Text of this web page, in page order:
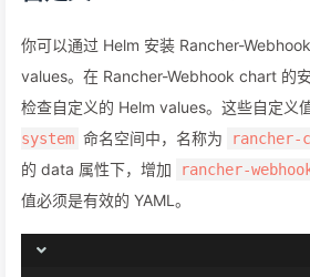
你可以通过 Helm 安装 Rancher-
values。在 Rancher-Webhook chart 的
检查自定义的 Helm values。这些自定义
system 命名空间中，名称为 rancher-
的 data 属性下，增加
rancher-
值必须是有效的 YAML。